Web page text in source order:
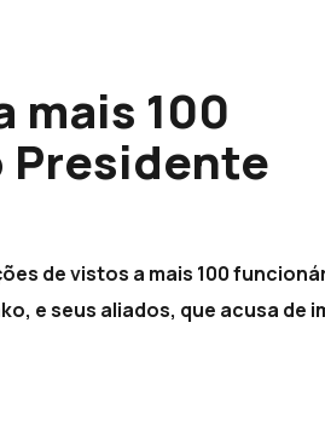
mais 100
Presidente
de vistos a mais 100
e seus aliados, que acusa de